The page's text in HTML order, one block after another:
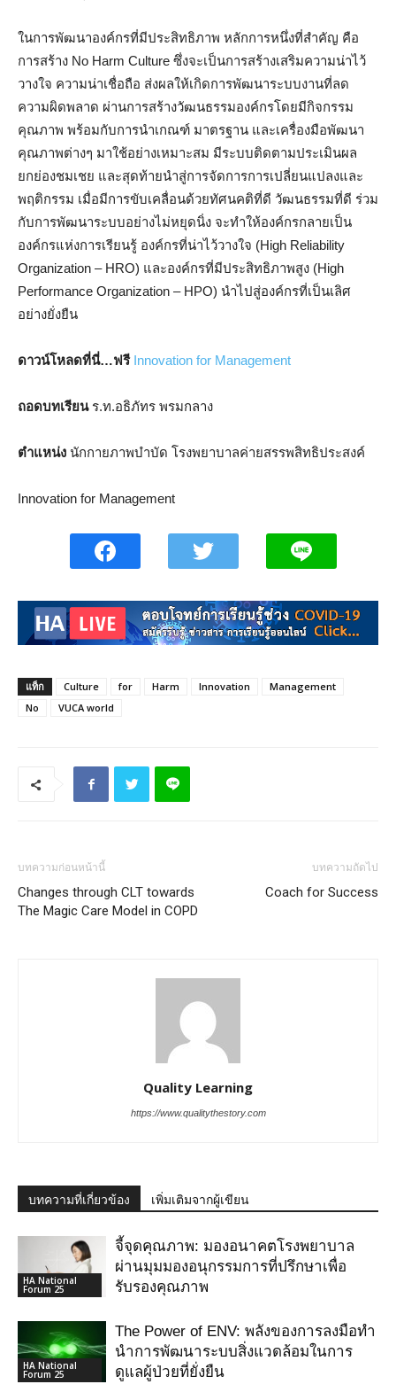
ในการพัฒนาองค์กรที่มีประสิทธิภาพ หลักการหนึ่งที่สำคัญ คือ
การสร้าง No Harm Culture ซึ่งจะเป็นการสร้างเสริมความน่าไว้
วางใจ ความน่าเชื่อถือ ส่งผลให้เกิดการพัฒนาระบบงานที่ลด
ความผิดพลาด ผ่านการสร้างวัฒนธรรมองค์กรโดยมีกิจกรรม
คุณภาพ พร้อมกับการนำเกณฑ์ มาตรฐาน และเครื่องมือพัฒนา
คุณภาพต่างๆ มาใช้อย่างเหมาะสม มีระบบติดตามประเมินผล
ยกย่องชมเชย และสุดท้ายนำสู่การจัดการการเปลี่ยนแปลงและ
พฤติกรรม เมื่อมีการขับเคลื่อนด้วยทัศนคติที่ดี วัฒนธรรมที่ดี ร่วม
กับการพัฒนาระบบอย่างไม่หยุดนิ่ง จะทำให้องค์กรกลายเป็น
องค์กรแห่งการเรียนรู้ องค์กรที่น่าไว้วางใจ (High Reliability
Organization – HRO) และองค์กรที่มีประสิทธิภาพสูง (High
Performance Organization – HPO) นำไปสู่องค์กรที่เป็นเลิศ
อย่างยั่งยืน
ดาวน์โหลดที่นี่…ฟรี Innovation for Management
ถอดบทเรียน ร.ท.อธิภัทร พรมกลาง
ตำแหน่ง นักกายภาพบำบัด โรงพยาบาลค่ายสรรพสิทธิประสงค์
Innovation for Management
แท็ก Culture for Harm Innovation
Management
No
VUCA world
บทความก่อนหน้านี้
Changes through CLT towards
The Magic Care Model in COPD
บทความถัดไป
Coach for Success
Quality Learning
https://www.qualitythestory.com
บทความที่เกี่ยวข้อง เพิ่มเติมจากผู้เขียน
HA National
Forum 25
จี้จุดคุณภาพ: มองอนาคตโรงพยาบาล
ผ่านมุมมองอนุกรรมการที่ปรึกษาเพื่อ
รับรองคุณภาพ
HA National
Forum 25
The Power of ENV: พลังของการลงมือทำ
นำการพัฒนาระบบสิ่งแวดล้อมในการ
ดูแลผู้ป่วยที่ยั่งยืน